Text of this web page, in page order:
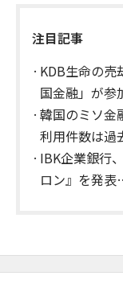
注目記事
KDB生命の売
国金融」が参
韓国のミソ金
利用件数は過
IBK企業銀行
ロン』を発